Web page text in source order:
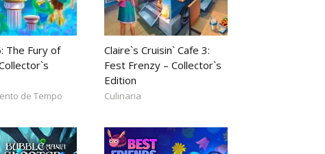
The Fury of
de Tempo
Claire`s Cruisin` Cafe 3:
Fest Frenzy – Collector`s
Edition
Culinaria